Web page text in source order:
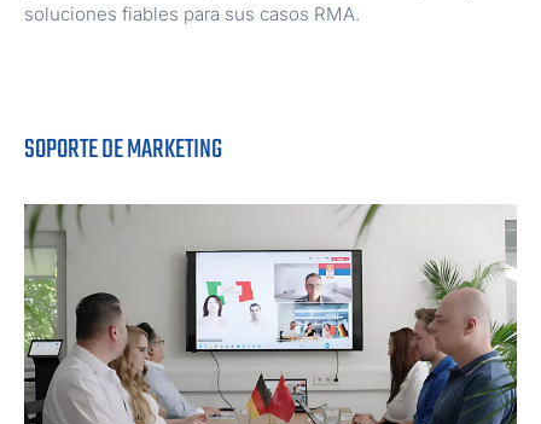
soluciones fiables para sus casos RMA.
SOPORTE DE MARKETING